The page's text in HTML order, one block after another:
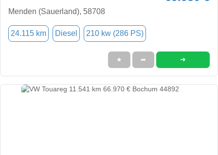
Menden (Sauerland), 58708
24.115 km Diesel 210 kw (286 PS)
★ ➦ ➜